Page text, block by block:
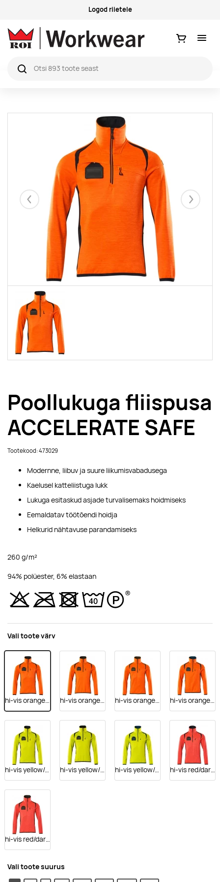
Küsimused ja vastused
Ostukorv
Eelmised
Poollukuga fliispusa
ACCELERATE SAFE
Tootekood: 473029
Modernne, liibuv ja suure liikumisvabadusega
Kaelusel katteliistuga lukk
Lukuga esitaskud asjade turvalisemaks hoidmiseks
Eemaldatav töötõendi hoidja
Helkurid nähtavuse parandamiseks
260 g/m²
94% polüester, 6% elastaan
Vali toote värv
hi-vis orange/dark navy hi-vis orange/dark anthracite hi-vis orange/moss green hi-vis orange/dark petroleum
hi-vis yellow/dark navy hi-vis yellow/black hi-vis yellow/dark petroleum hi-vis red/dark navy
hi-vis red/dark anthracite
Vali toote suurus